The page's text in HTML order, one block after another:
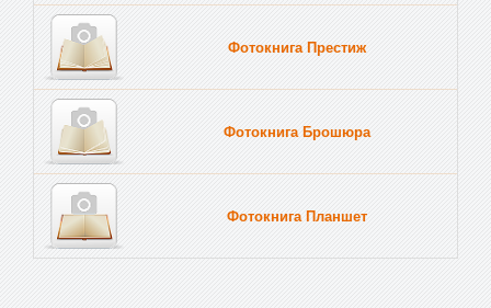
Фотокнига Престиж
Фотокнига Брошюра
Фотокнига Планшет